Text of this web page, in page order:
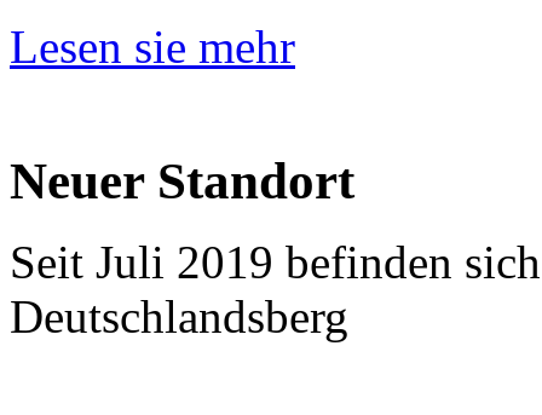
Lesen sie mehr
Neuer Standort
Seit Juli 2019 befinden
Deutschlandsberg